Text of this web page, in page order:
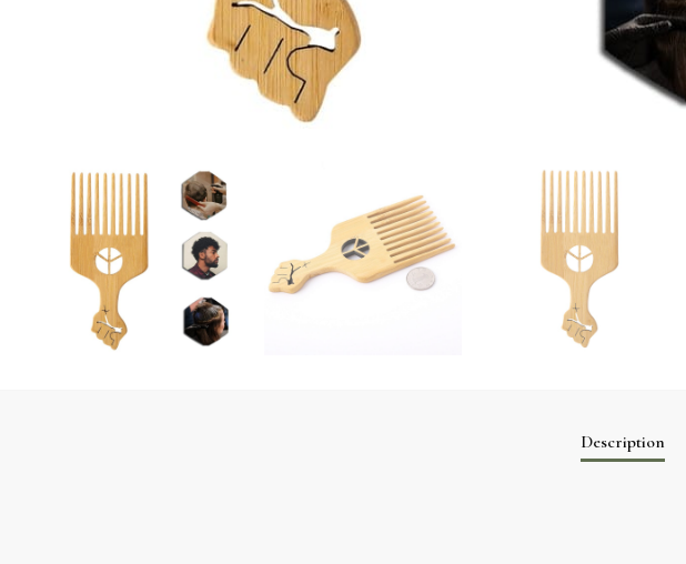
Description